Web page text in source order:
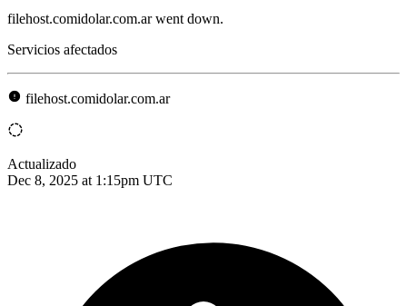
filehost.comidolar.com.ar went down.
Servicios afectados
filehost.comidolar.com.ar
Actualizado
Dec 8, 2025 at 1:15pm UTC